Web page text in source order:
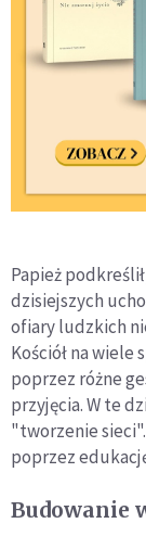
Papież
dzisiejszych
ofiary ludzkich
Kościół na
poprzez różne
przyjęcia. W te
"tworzenie
poprzez
Budowanie